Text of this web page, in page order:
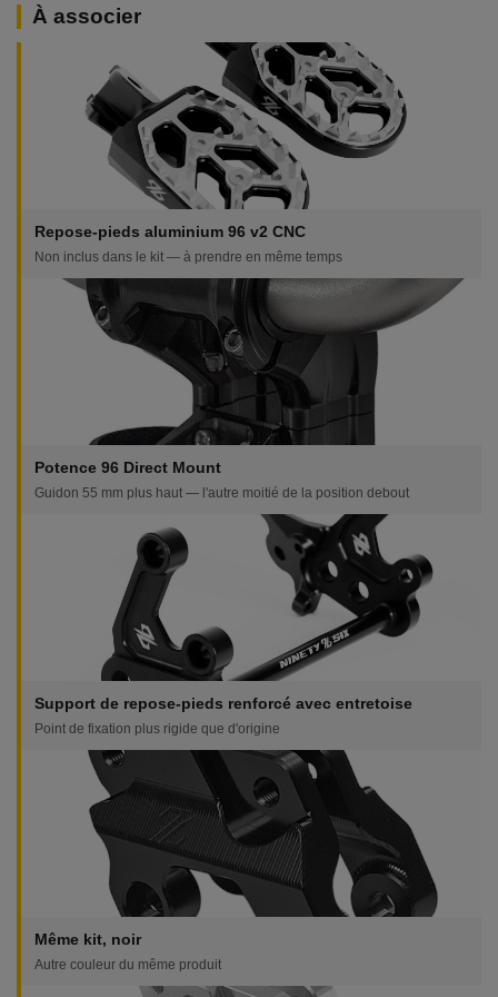
À associer
Repose-pieds aluminium 96 v2 CNC
Non inclus dans le kit — à prendre en même temps
Potence 96 Direct Mount
Guidon 55 mm plus haut — l'autre moitié de la position debout
Support de repose-pieds renforcé avec entretoise
Point de fixation plus rigide que d'origine
Même kit, noir
Autre couleur du même produit